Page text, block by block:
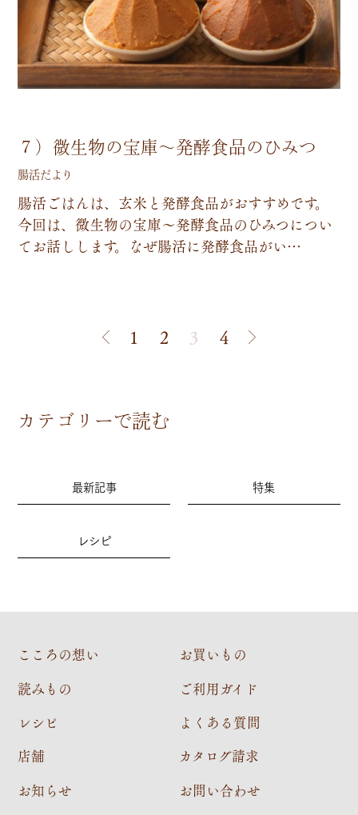
７）微生物の宝庫～発酵食品のひみつ
腸活だより
腸活ごはんは、 玄米 と 発酵食品がおすすめです。
今回は、微生物の宝庫～発酵食品のひみつについ
てお話 し し ます。 なぜ腸活に発酵食品がい…
1 2 3 4
カテゴリーで読む
最新記事 特集
レシピ
こころの想い
読みもの
レシピ
店舗
お知らせ
お買いもの
ご利用ガイド
よくある質問
カタログ請求
お問い合わせ